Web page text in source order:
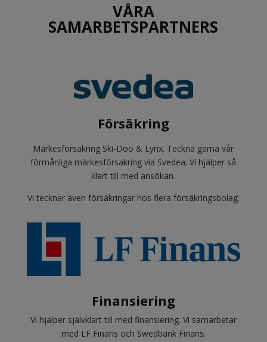
VÅRA
SAMARBETSPARTNERS
Försäkring
Märkesförsäkring Ski-Doo & Lynx. Teckna gärna vår
förmånliga märkesförsäkring via Svedea. Vi hjälper så
klart till med ansökan.
Vi tecknar även försäkringar hos flera försäkringsbolag.
Finansiering
Vi hjälper självklart till med finansiering. Vi samarbetar
med LF Finans och Swedbank Finans.